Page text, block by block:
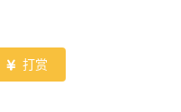
 打赏